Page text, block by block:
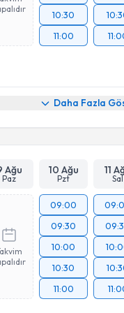
10:30
11:00
Daha Fazla
Ağu
Paz
10 Ağu
Pzt
11
Sal
09:00
09:30
10:00
10:30
11:00